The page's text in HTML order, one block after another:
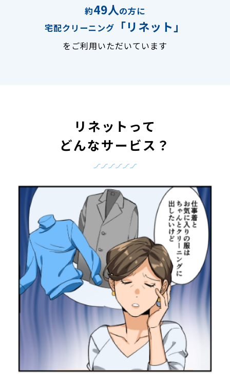
約49人の方に
宅配クリーニング
「リネット」
をご利用いただいています
リネットって
どんなサービス？